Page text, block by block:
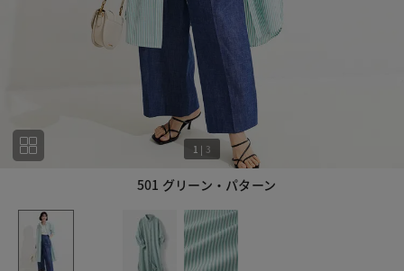
501 グリーン・パターン
1 | 3
1 3